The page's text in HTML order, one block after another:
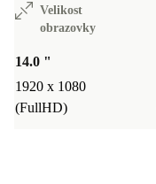
Velikost
obrazovky
14.0 "
1920 x 1080
(FullHD)